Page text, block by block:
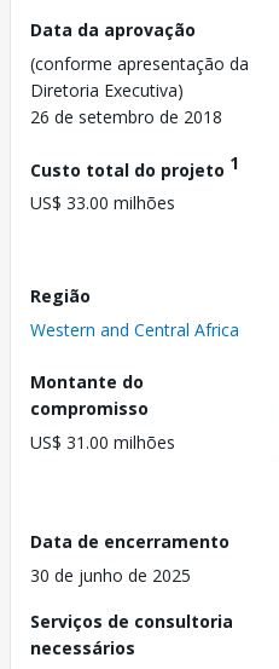
Data da aprovação
(conforme apresentação da
Diretoria Executiva)
26 de setembro de 2018
Custo total do projeto 1
US$ 33.00 milhões
Região
Western and Central Africa
Montante do
compromisso
US$ 31.00 milhões
Data de encerramento
30 de junho de 2025
Serviços de consultoria
necessários